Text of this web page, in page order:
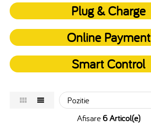
Plug & Charge
Online Payment
Smart Control
Afisare6 Articol(e)